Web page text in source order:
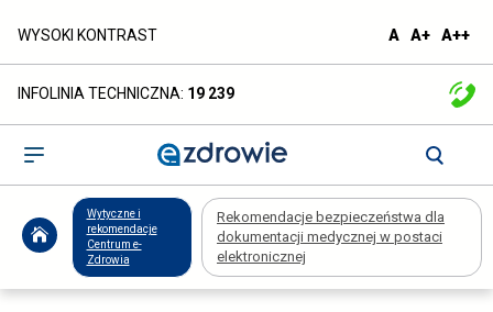
Rekomendacje
bezpieczeństwa
dla
dokumentacji
medycznej
w
postaci
WYSOKI KONTRAST A domyślna
A+większa
A++
INFOLINIA TECHNICZNA: 19 239
Otwórz
Wytyczne i
rekomendacje
Centrum e-
Zdrowia
Rekomendacje bezpieczeństwa dla
dokumentacji medycznej w postaci
elektronicznej